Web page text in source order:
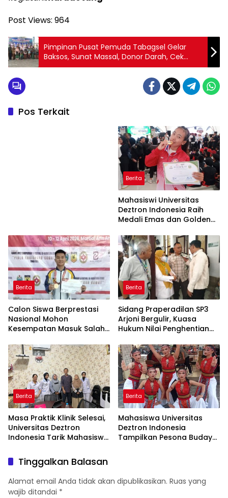
Post Views: 964
Pimpinan Pusat Pemuda Tabagsel Gelar
Baksos, Sunat Massal, Donor Darah, Cek
Kesehatan dan Penyuluhan Kesehatan
Pos Terkait
Berita
Mahasiswi Universitas
Deztron Indonesia Raih
Medali Emas dan Golden
Berita
Calon Siswa Berprestasi
Nasional Mohon
Kesempatan Masuk Salah
Berita
Sidang Praperadilan SP3
Arjoni Bergulir, Kuasa
Hukum Nilai Penghentian
Berita
Masa Praktik Klinik Selesai,
Universitas Deztron
Indonesia Tarik Mahasiswa
Artha Mahinrus
Berita
Mahasiswa Universitas
Deztron Indonesia
Tampilkan Pesona Budaya
Tinggalkan Balasan
Alamat email Anda tidak akan dipublikasikan. Ruas yang
wajib ditandai *